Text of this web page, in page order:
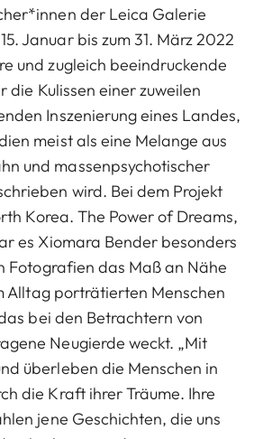
der Leica Galerie
Januar bis zum 31. März 2022
und zugleich beeindruckende
die Kulissen einer zuweilen
Inszenierung eines Landes,
meist als eine Melange aus
und massenpsychotischer
wird. Bei dem Projekt
Korea. The Power of Dreams,
es Xiomara Bender besonders
Fotografien das Maß an Nähe
Alltag porträtierten Menschen
bei den Betrachtern von
Neugierde weckt. „Mit
überleben die Menschen in
die Kraft ihrer Träume. Ihre
jene Geschichten, die uns